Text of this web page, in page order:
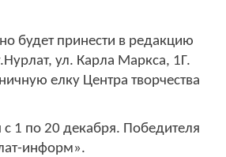
будет принести в редакцию
ул. Карла Маркса, 1Г.
елку Центра творчества
с 1 по 20 декабря. Победителя
информ».